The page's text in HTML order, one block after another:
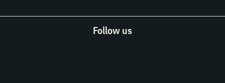
Follow us